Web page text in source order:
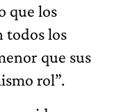
que los
todos los
que sus
rol”.